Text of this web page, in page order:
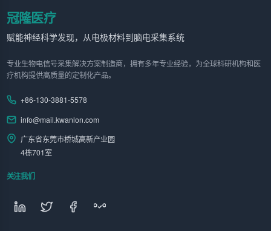
冠隆医疗
赋能神经科学发现，从电极材料到脑电采集系统
专业生物电信号采集解决方案制造商，拥有多年专业经验，为全球科研机构和医
疗机构提供高质量的定制化产品。
+86-130-3881-5578
info@mail.kwanlon.com
广东省东莞市桥城高新产业园
4栋701室
关注我们